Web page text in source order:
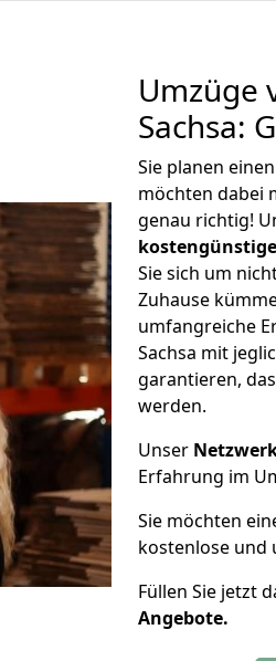
Umzüge
Sachsa:
Sie planen
möchten dabei
genau richtig!
Sie sich um
Zuhause
umfangreiche
Sachsa mit
garantieren,
werden.
Unser
Erfahrung im
Sie möchten
kostenlose und
Füllen Sie jetzt
Angebote.